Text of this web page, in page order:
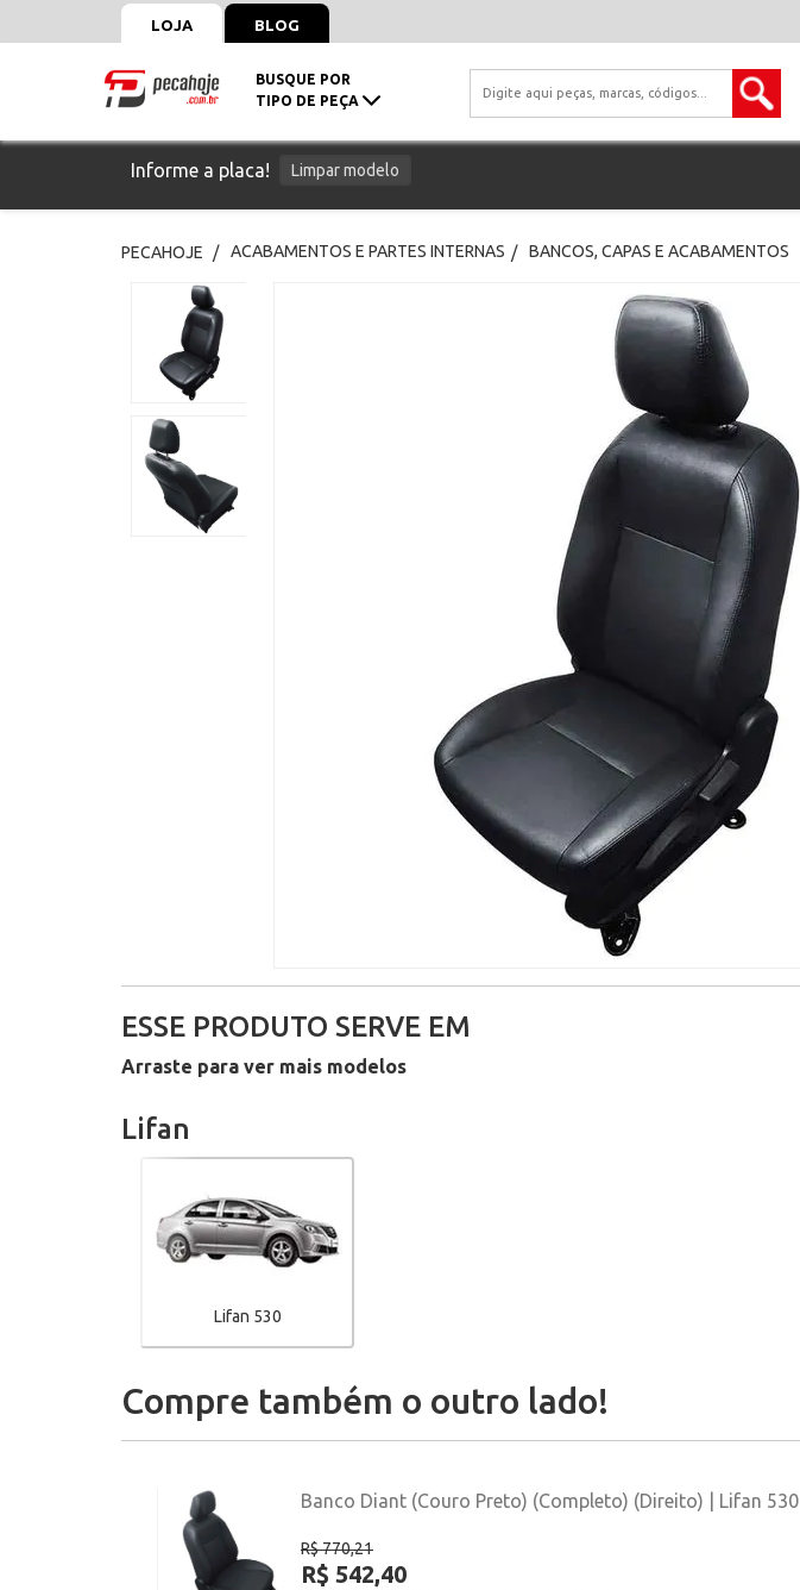
LOJA BLOG
BUSQUE POR
TIPO DE PEÇA
Informe a placa! Limpar modelo
PECAHOJE ACABAMENTOS E PARTES INTERNAS BANCOS, CAPAS E ACABAMENTOS
ESSE PRODUTO SERVE EM
Arraste para ver mais modelos
Lifan
Lifan 530
Compre também o outro lado!
Banco Diant (Couro Preto) (Completo) (Direito) | Lifan 530
R$ 770,21
R$ 542,40